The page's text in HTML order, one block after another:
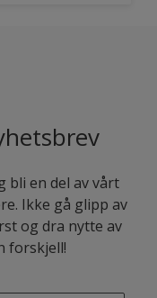
bli en del av vårt
Ikke gå glipp av
og dra nytte av
forskjell!